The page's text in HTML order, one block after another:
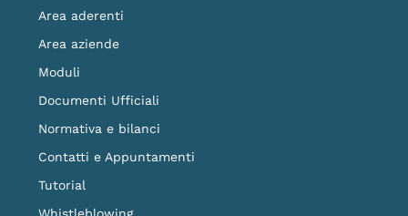
Area aderenti
Area aziende
Moduli
Documenti Ufficiali
Normativa e bilanci
Contatti e Appuntamenti
Tutorial
Whistleblowing